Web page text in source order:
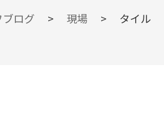
ブログ > 現場 >
タイル